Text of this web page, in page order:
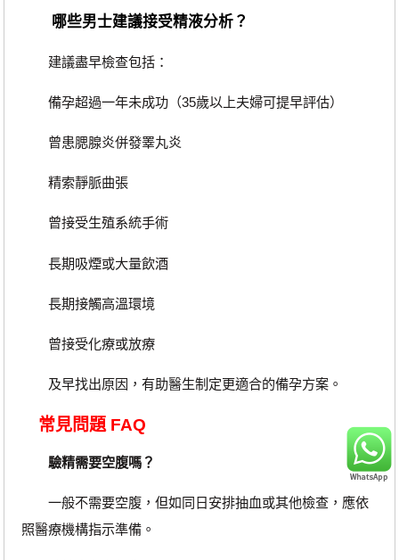
哪些男士建議接受精液分析？
建議盡早檢查包括：
備孕超過一年未成功（35歲以上夫婦可提早評估）
曾患腮腺炎併發睪丸炎
精索靜脈曲張
曾接受生殖系統手術
長期吸煙或大量飲酒
長期接觸高溫環境
曾接受化療或放療
及早找出原因，有助醫生制定更適合的備孕方案。
常見問題 FAQ
驗精需要空腹嗎？
一般不需要空腹，但如同日安排抽血或其他檢查，應依
照醫療機構指示準備。